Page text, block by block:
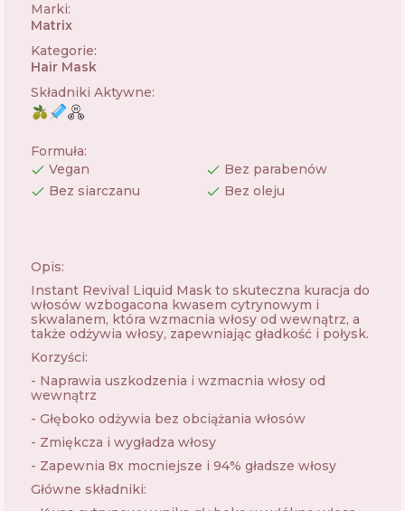
Marki:
Matrix
Kategorie:
Hair Mask
Składniki Aktywne:
Formuła:
Vegan
Bez parabenów
Bez siarczanu
Bez oleju
Opis:
Instant Revival Liquid Mask to skuteczna kuracja do
włosów wzbogacona kwasem cytrynowym i
skwalanem, która wzmacnia włosy od wewnątrz, a
także odżywia włosy, zapewniając gładkość i połysk.
Korzyści:
- Naprawia uszkodzenia i wzmacnia włosy od
wewnątrz
- Głęboko odżywia bez obciążania włosów
- Zmiękcza i wygładza włosy
- Zapewnia 8x mocniejsze i 94% gładsze włosy
Główne składniki: